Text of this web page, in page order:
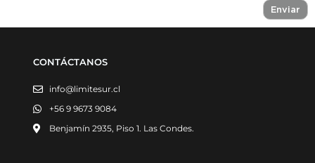
CONTÁCTANOS
info@limitesur.cl
+56 9 9673 9084
Benjamín 2935, Piso 1. Las Condes.